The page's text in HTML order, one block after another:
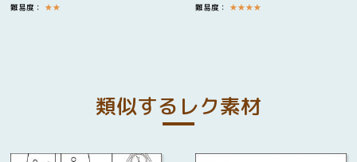
難易度： ★★ 難易度： ★★★★
類似するレク素材